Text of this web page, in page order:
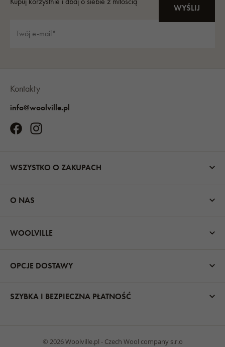
Kontakty
info@woolville.pl
WSZYSTKO O ZAKUPACH
O NAS
WOOLVILLE
OPCJE DOSTAWY
SZYBKA I BEZPIECZNA PŁATNOŚĆ
© 2026 Woolville.pl - Czech Wool company s.r.o